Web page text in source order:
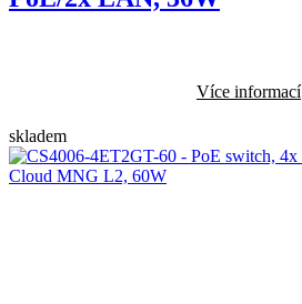
Více informací
skladem